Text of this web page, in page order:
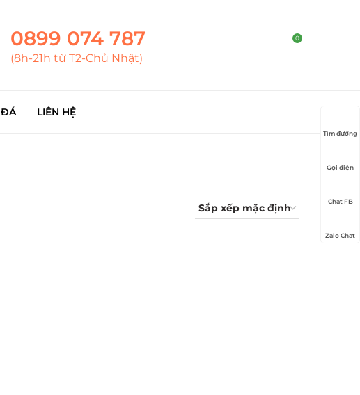
0899 074 787
(8h-21h từ T2-Chủ Nhật)
0
ĐÁ LIÊN HỆ
Tìm đường
Gọi điện
Chat FB
Zalo Chat